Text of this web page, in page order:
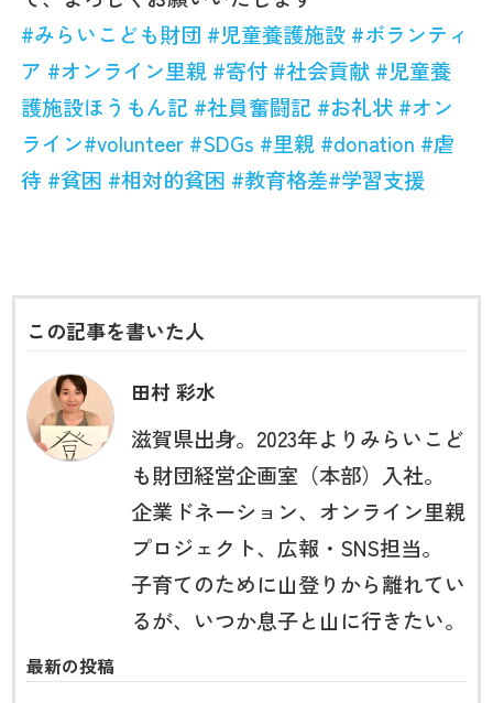
#みらいこども財団 #児童養護施設 #ボランティ
ア #オンライン里親 #寄付 #社会貢献 #児童養
護施設ほうもん記 #社員奮闘記 #お礼状 #オン
ライン#volunteer #SDGs #里親 #donation #虐
待 #貧困 #相対的貧困 #教育格差#学習支援
この記事を書いた人
田村 彩水
滋賀県出身。2023年よりみらいこど
も財団経営企画室（本部）入社。
企業ドネーション、オンライン里親
プロジェクト、広報・SNS担当。
子育てのために山登りから離れてい
るが、いつか息子と山に行きたい。
最新の投稿